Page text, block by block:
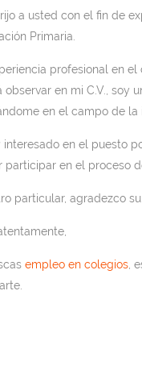
a usted con el fin de
Primaria.
profesional en
observar en mi C.V., soy
en el campo de la
interesado en el puesto
participar en el proceso
particular, agradezco
empleo en colegios,